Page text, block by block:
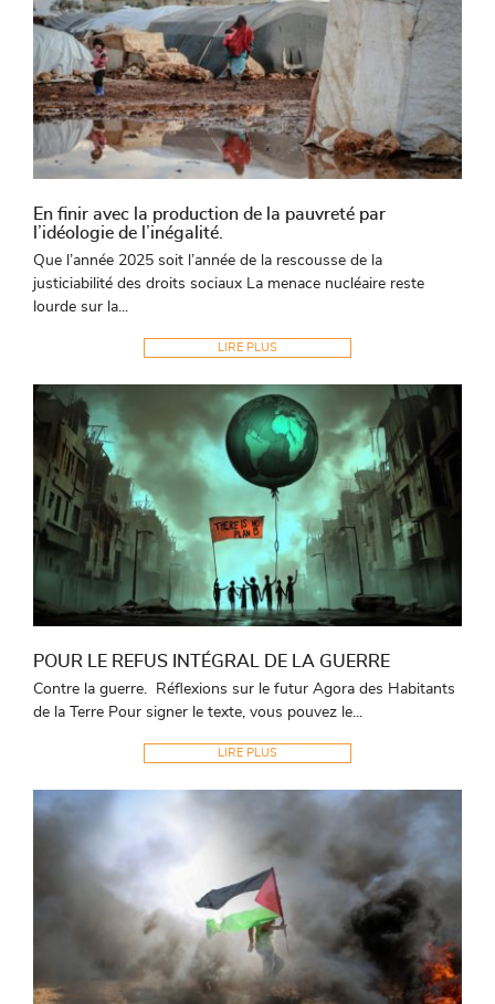
En finir avec la production de la pauvreté par
l’idéologie de l’inégalité.
Que l’année 2025 soit l’année de la rescousse de la
justiciabilité des droits sociaux La menace nucléaire reste
lourde sur la...
LIRE PLUS
POUR LE REFUS INTÉGRAL DE LA GUERRE
Contre la guerre. Réflexions sur le futur Agora des Habitants
de la Terre Pour signer le texte, vous pouvez le...
LIRE PLUS